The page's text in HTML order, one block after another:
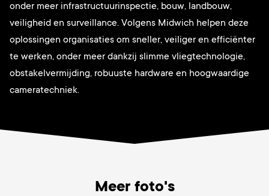
onder meer infrastructuurinspectie, bouw, landbouw,
veiligheid en surveillance. Volgens Midwich helpen deze
oplossingen organisaties om sneller, veiliger en efficiënter
te werken, onder meer dankzij slimme vliegtechnologie,
obstakelvermijding, robuuste hardware en hoogwaardige
cameratechniek.
Meer foto's